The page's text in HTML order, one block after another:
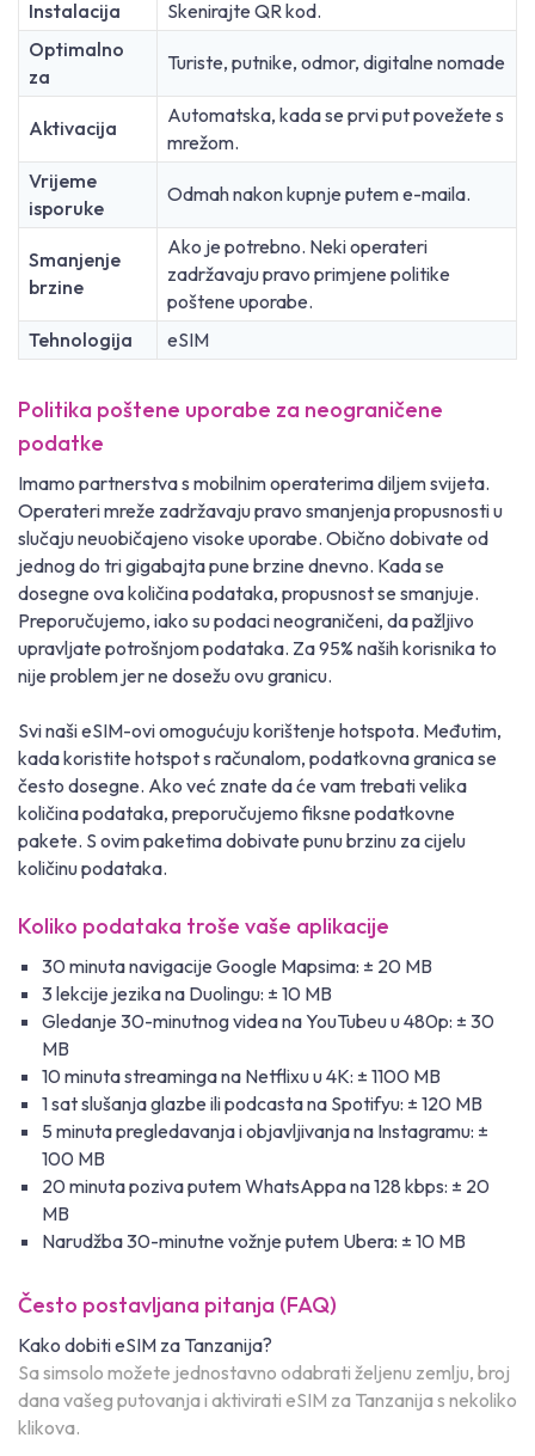
Instalacija
Skenirajte QR kod.
Optimalno
za
Turiste, putnike, odmor, digitalne nomade
Aktivacija
Automatska, kada se prvi put povežete s
mrežom.
Vrijeme
isporuke
Odmah nakon kupnje putem e-maila.
Smanjenje
brzine
Ako je potrebno. Neki operateri
zadržavaju pravo primjene politike
poštene uporabe.
Tehnologija
eSIM
Politika poštene uporabe za neograničene
podatke
Imamo partnerstva s mobilnim operaterima diljem svijeta.
Operateri mreže zadržavaju pravo smanjenja propusnosti u
slučaju neuobičajeno visoke uporabe. Obično dobivate od
jednog do tri gigabajta pune brzine dnevno. Kada se
dosegne ova količina podataka, propusnost se smanjuje.
Preporučujemo, iako su podaci neograničeni, da pažljivo
upravljate potrošnjom podataka. Za 95% naših korisnika to
nije problem jer ne dosežu ovu granicu.
Svi naši eSIM-ovi omogućuju korištenje hotspota. Međutim,
kada koristite hotspot s računalom, podatkovna granica se
često dosegne. Ako već znate da će vam trebati velika
količina podataka, preporučujemo fiksne podatkovne
pakete. S ovim paketima dobivate punu brzinu za cijelu
količinu podataka.
Koliko podataka troše vaše aplikacije
30 minuta navigacije Google Mapsima: ± 20 MB
3 lekcije jezika na Duolingu: ± 10 MB
Gledanje 30-minutnog videa na YouTubeu u 480p: ± 30
MB
10 minuta streaminga na Netflixu u 4K: ± 1100 MB
1 sat slušanja glazbe ili podcasta na Spotifyu: ± 120 MB
5 minuta pregledavanja i objavljivanja na Instagramu: ±
100 MB
20 minuta poziva putem WhatsAppa na 128 kbps: ± 20
MB
Narudžba 30-minutne vožnje putem Ubera: ± 10 MB
Često postavljana pitanja (FAQ)
Kako dobiti eSIM za Tanzanija?
Sa simsolo možete jednostavno odabrati željenu zemlju, broj
dana vašeg putovanja i aktivirati eSIM za Tanzanija s nekoliko
klikova.